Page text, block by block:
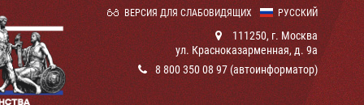
РУССКИЙ
ВЕРСИЯ ДЛЯ СЛАБОВИДЯЩИХ
111250, г. Москва
ул. Красноказарменная, д. 9а
8 800 350 08 97 (автоинформатор)